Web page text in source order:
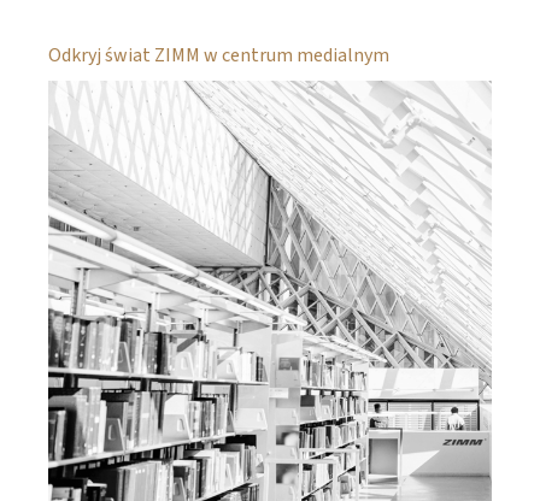
Odkryj świat ZIMM w centrum medialnym